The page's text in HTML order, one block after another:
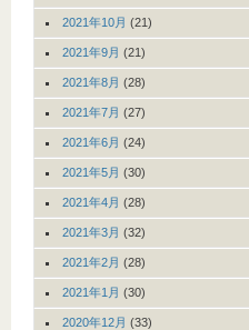
2021年10月 (21)
2021年9月 (21)
2021年8月 (28)
2021年7月 (27)
2021年6月 (24)
2021年5月 (30)
2021年4月 (28)
2021年3月 (32)
2021年2月 (28)
2021年1月 (30)
2020年12月 (33)